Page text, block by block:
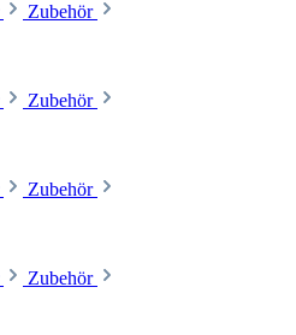
Zubehör
Zubehör
Zubehör
Zubehör